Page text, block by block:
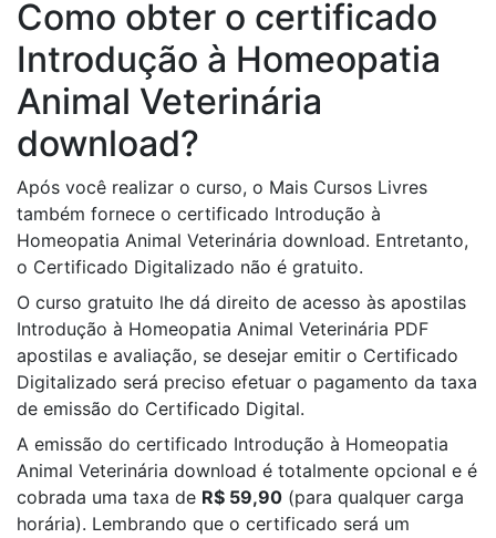
Como obter o certificado
Introdução à Homeopatia
Animal Veterinária
download?
Após você realizar o curso, o Mais Cursos Livres
também fornece o certificado Introdução à
Homeopatia Animal Veterinária download. Entretanto,
o Certificado Digitalizado não é gratuito.
O curso gratuito lhe dá direito de acesso às apostilas
Introdução à Homeopatia Animal Veterinária PDF
apostilas e avaliação, se desejar emitir o Certificado
Digitalizado será preciso efetuar o pagamento da taxa
de emissão do Certificado Digital.
A emissão do certificado Introdução à Homeopatia
Animal Veterinária download é totalmente opcional e é
cobrada uma taxa de R$ 59,90 (para qualquer carga
horária). Lembrando que o certificado será um